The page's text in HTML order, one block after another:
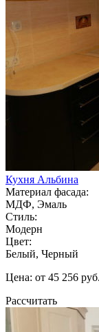
Кухня Альбина
Материал фасада:
МДФ, Эмаль
Стиль:
Модерн
Цвет:
Белый, Черный
Цена: от 45 256 руб.
Рассчитать